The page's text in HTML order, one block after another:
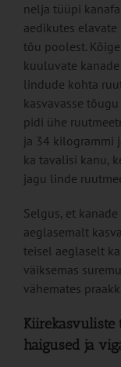
nelja tüüpi
aedikutes
tõu poolest.
kuuluvate
lindude kohta
kasvavasse
pidi ühe
ja 34 kilogrammi
ka tavalisi kanu,
jagu linde
Selgus, et
aeglasemalt
teisel aeglaselt
väiksemas
vähemates
Kiirekasvuliste
haigused ja